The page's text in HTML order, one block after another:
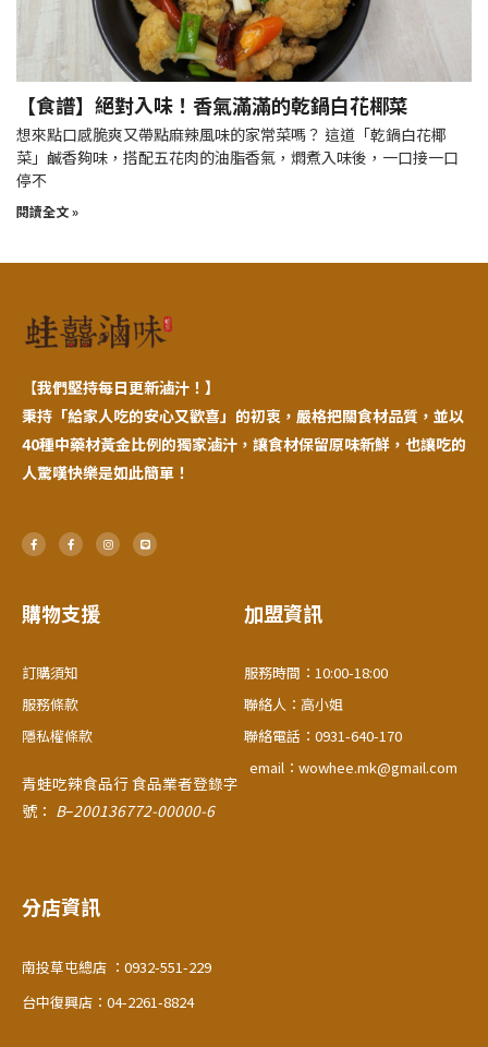
【食譜】絕對入味！香氣滿滿的乾鍋白花椰菜
想來點口感脆爽又帶點麻辣風味的家常菜嗎？ 這道「乾鍋白花椰
菜」鹹香夠味，搭配五花肉的油脂香氣，燜煮入味後，一口接一口
停不
閱讀全文 »
【我們堅持每日更新滷汁！】
秉持「給家人吃的安心又歡喜」的初衷，嚴格把關食材品質，並以
40種中藥材黃金比例的獨家滷汁，讓食材保留原味新鮮，也讓吃的
人驚嘆快樂是如此簡單！
F
a
c
k
-
F
a
c
k
-
I
n
s
L
i
n
購物支援
訂購須知
服務條款
隱私權條款
青蛙吃辣食品行 食品業者登錄字
號： B–200136772-00000-6
加盟資訊
服務時間：10:00-18:00
聯絡人：高小姐
聯絡電話：0931-640-170
email：wowhee.mk@gmail.com
分店資訊
南投草屯總店 ：0932-551-229
台中復興店：04-2261-8824